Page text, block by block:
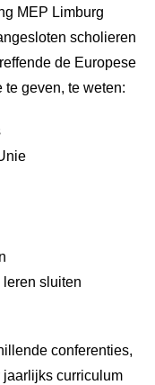
MEP Limburg
scholieren
de Europese
geven, te weten:
sluiten
conferenties,
jaarlijks curriculum